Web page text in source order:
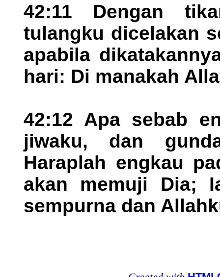
42:11 Dengan
tulangku dicelakan
apabila
hari: Di manakah
42:12 Apa sebab
jiwaku, dan
Haraplah engkau
akan memuji Dia;
sempurna dan